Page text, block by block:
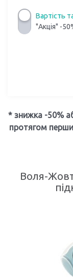
Вартість
"Акція" -
* знижка -50%
протягом
Воля-